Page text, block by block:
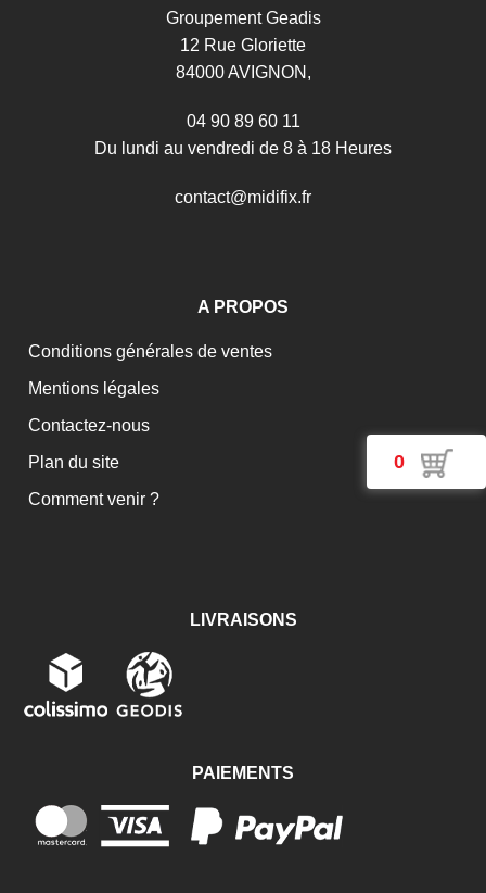
0
Groupement Geadis
12 Rue Gloriette
84000 AVIGNON,
04 90 89 60 11
Du lundi au vendredi de 8 à 18 Heures
contact@midifix.fr
A PROPOS
Conditions générales de ventes
Mentions légales
Contactez-nous
Plan du site
Comment venir ?
LIVRAISONS
PAIEMENTS